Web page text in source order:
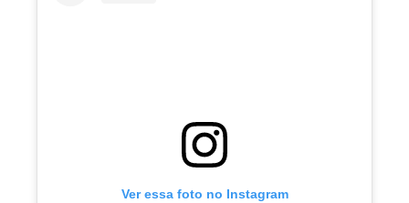
Ver essa foto no Instagram